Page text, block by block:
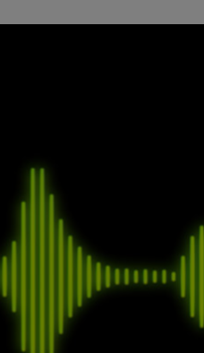
再是几周内开发富有表现力的
音打造具有专属语音的虚拟助
开发者可以借其创建各种各
总裁Kari Briski表示：“长期以
有行业术语的公司而言。现在
力的语音回复客户，推动更有